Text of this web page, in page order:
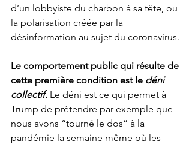
d’un lobbyiste du charbon à sa tête, ou
la polarisation créée par la
désinformation au sujet du coronavirus.
Le comportement public qui résulte de
cette première condition est le déni
collectif. Le déni est ce qui permet à
Trump de prétendre par exemple que
nous avons “tourné le dos” à la
pandémie la semaine même où les